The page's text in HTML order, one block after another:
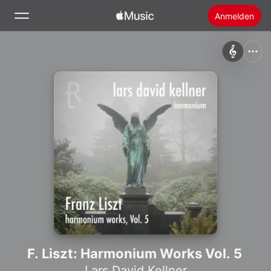
Anmelden
Radio
Apple Music installieren
F. Liszt: Harmonium Works Vol. 5